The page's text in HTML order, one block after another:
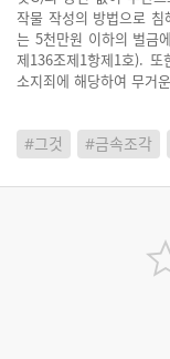
작물 작성의 방법으로
는 5천만원 이하의 벌금
제136조제1항제1호).
소지죄에 해당하여 무거
#그것 #금속조각